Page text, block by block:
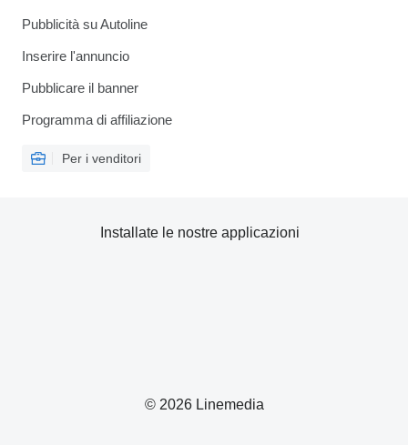
Pubblicità su Autoline
Inserire l'annuncio
Pubblicare il banner
Programma di affiliazione
Per i venditori
© 2026 Linemedia
Installate le nostre applicazioni